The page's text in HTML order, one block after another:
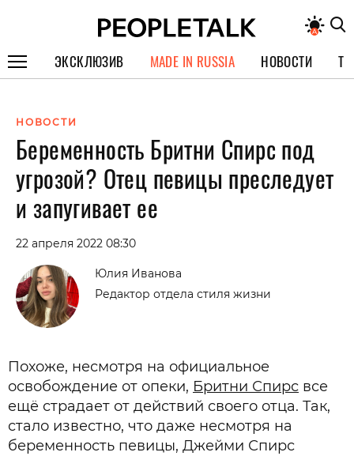
ЭКСКЛЮЗИВ
СПЕЦПРОЕКТЫ
ИНТЕРВЬЮ
ПОКОЛЕНИЕ
MADE IN RUSSIA НОВОСТИ
НОВОСТИ
Беременность Бритни Спирс под
угрозой? Отец певицы преследует
и запугивает ее
22 апреля 2022 08:30
Юлия Иванова
Редактор отдела стиля жизни
Похоже, несмотря на официальное
освобождение от опеки, Бритни Спирс все
ещё страдает от действий своего отца. Так,
стало известно, что даже несмотря на
беременность певицы, Джейми Спирс